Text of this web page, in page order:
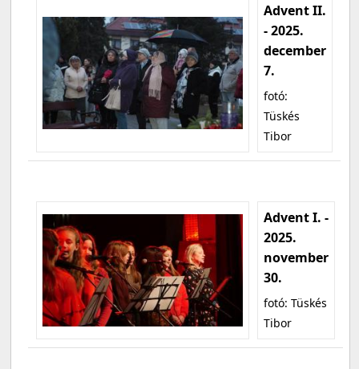
Advent II.
- 2025.
december
7.
fotó:
Tüskés
Tibor
Advent I. -
2025.
november
30.
fotó: Tüskés
Tibor